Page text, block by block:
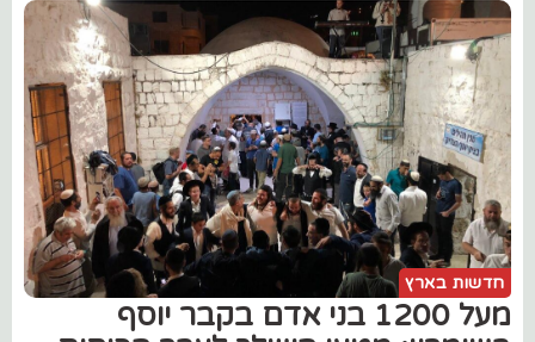
חדשות בארץ
מעל 1200 בני אדם בקבר יוסף